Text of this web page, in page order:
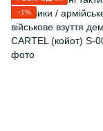
−1%